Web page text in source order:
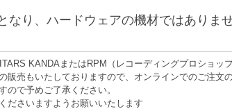
り、ハードウェアの機材ではありませ
KANDAまたはRPM（レコーディングプロショッ
販売もいたしておりますので、オンラインでのご注文
ので予めご了承ください。
ださいますようお願いいたします